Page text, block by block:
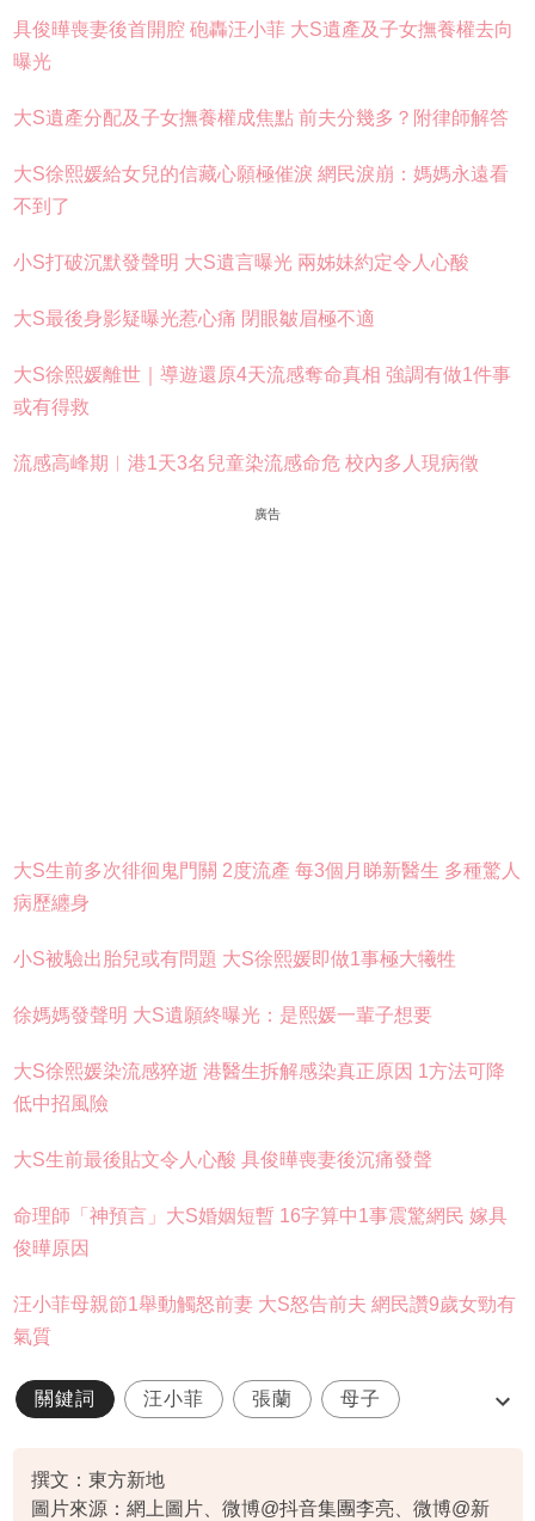
具俊曄喪妻後首開腔 砲轟汪小菲 大S遺產及子女撫養權去向
曝光
大S遺產分配及子女撫養權成焦點 前夫分幾多？附律師解答
大S徐熙媛給女兒的信藏心願極催淚 網民淚崩：媽媽永遠看
不到了
小S打破沉默發聲明 大S遺言曝光 兩姊妹約定令人心酸
大S最後身影疑曝光惹心痛 閉眼皺眉極不適
大S徐熙媛離世｜導遊還原4天流感奪命真相 強調有做1件事
或有得救
流感高峰期︱港1天3名兒童染流感命危 校內多人現病徵
廣告
大S生前多次徘徊鬼門關 2度流產 每3個月睇新醫生 多種驚人
病歷纏身
小S被驗出胎兒或有問題 大S徐熙媛即做1事極大犧牲
徐媽媽發聲明 大S遺願終曝光：是熙媛一輩子想要
大S徐熙媛染流感猝逝 港醫生拆解感染真正原因 1方法可降
低中招風險
大S生前最後貼文令人心酸 具俊曄喪妻後沉痛發聲
命理師「神預言」大S婚姻短暫 16字算中1事震驚網民 嫁具
俊曄原因
汪小菲母親節1舉動觸怒前妻 大S怒告前夫 網民讚9歲女勁有
氣質
關鍵詞 汪小菲 張蘭 母子
撰文：東方新地
圖片來源：網上圖片、微博@抖音集團李亮、微博@新